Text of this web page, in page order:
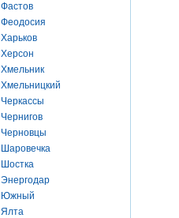
Фастов
Феодосия
Харьков
Херсон
Хмельник
Хмельницкий
Черкассы
Чернигов
Черновцы
Шаровечка
Шостка
Энергодар
Южный
Ялта